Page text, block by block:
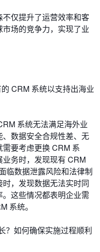
仅提升了运营效率和客
场的竞争力，实现了业
CRM 系统以支持出海业
系统无法满足海外业
数据安全合规性差、无
要考虑更换 CRM 系
务时，发现现有 CRM
临数据泄露风险和法律制
，发现数据无法实时同
这些情况都表明企业需
系统。
？如何确保实施过程顺利